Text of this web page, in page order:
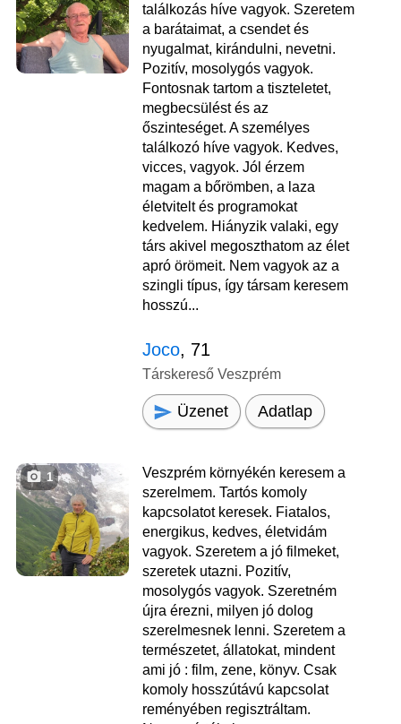
találkozás híve vagyok. Szeretem
a barátaimat, a csendet és
nyugalmat, kirándulni, nevetni.
Pozitív, mosolygós vagyok.
Fontosnak tartom a tiszteletet,
megbecsülést és az
őszinteséget. A személyes
találkozó híve vagyok. Kedves,
vicces, vagyok. Jól érzem
magam a bőrömben, a laza
életvitelt és programokat
kedvelem. Hiányzik valaki, egy
társ akivel megoszthatom az élet
apró örömeit. Nem vagyok az a
szingli típus, így társam keresem
hosszú...
Joco, 71
Társkereső Veszprém
Üzenet Adatlap
1
Veszprém környékén keresem a
szerelmem. Tartós komoly
kapcsolatot keresek. Fiatalos,
energikus, kedves, életvidám
vagyok. Szeretem a jó filmeket,
szeretek utazni. Pozitív,
mosolygós vagyok. Szeretném
újra érezni, milyen jó dolog
szerelmesnek lenni. Szeretem a
természetet, állatokat, mindent
ami jó : film, zene, könyv. Csak
komoly hosszútávú kapcsolat
reményében regisztráltam.